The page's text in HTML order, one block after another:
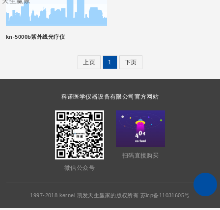
kn-5000b紫外线光疗仪
上页 1 下页
科诺医学仪器设备有限公司官方网站
微信公众号
扫码直接购买
1997-2018 kernel 凯发天生赢家的版权所有 苏icp备11031605号